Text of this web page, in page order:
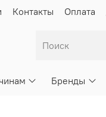
Контакты Оплата
Бренды